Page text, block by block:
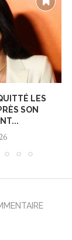
LES
SON